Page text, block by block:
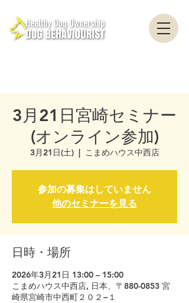
3月21日宮崎セミナー
(オンライン参加)
3月21日(土)
  |
こまめハウス中西店
参加の募集はしていません
他のセミナーを見る
日時・場所
2026年3月21日 13:00 – 15:00
こまめハウス中西店, 日本、〒880-0853 宮
崎県宮崎市中西町２０２−１